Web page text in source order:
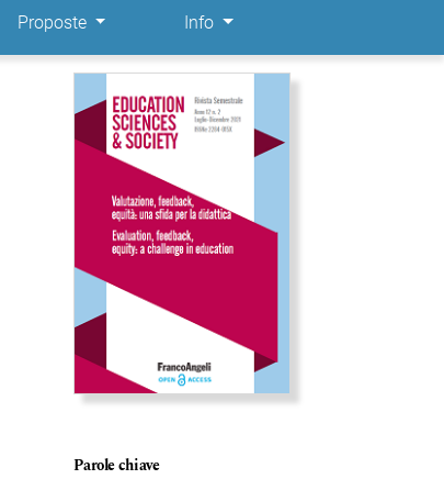
Proposte Info
Immagine di copertina
Parole chiave